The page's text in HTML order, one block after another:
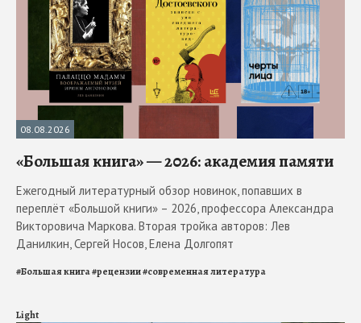
08.08.2026
«Большая книга» — 2026: академия памяти
Ежегодный литературный обзор новинок, попавших в
переплёт «Большой книги» – 2026, профессора Александра
Викторовича Маркова. Вторая тройка авторов: Лев
Данилкин, Сергей Носов, Елена Долгопят
#Большая книга#рецензии#современная литература
Light